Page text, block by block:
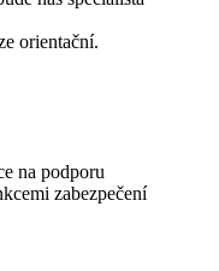
orientační.
na podporu
zabezpečení